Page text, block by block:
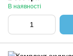
В наявності